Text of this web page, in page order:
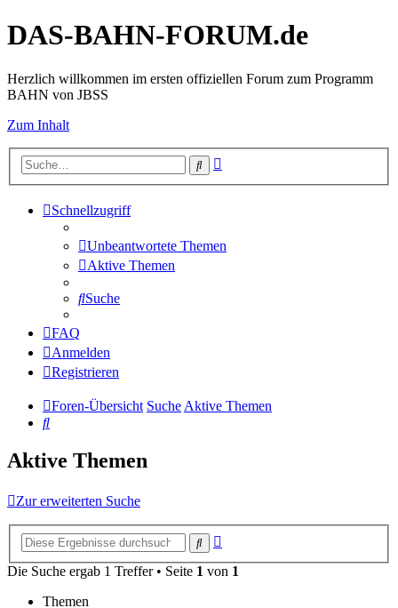
DAS-BAHN-FORUM.de
Herzlich willkommen im ersten offiziellen Forum zum Programm
BAHN von JBSS
Zum Inhalt
Suche
Schnellzugriff
Unbeantwortete Themen
Aktive Themen
Suche
FAQ
Anmelden
Registrieren
Foren-Übersicht SucheAktive Themen
Suche
Aktive Themen
Zur erweiterten Suche
Suche
Die Suche ergab 1 Treffer • Seite 1 von 1
Themen